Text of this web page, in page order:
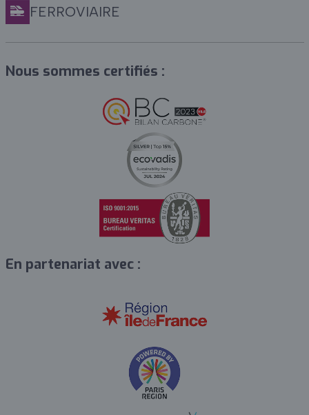
FERROVIAIRE
Nous sommes certifiés :
En partenariat avec :